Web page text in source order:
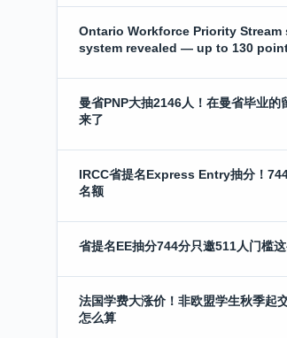
Ontario Workforce Priority Stream
system revealed — up to 130
曼省PNP大抽2146人！在曼省毕业的
来了
IRCC省提名Express Entry抽分！
名额
省提名EE抽分744分只邀511人门槛
法国学费大涨价！非欧盟学生秋季起
怎么算